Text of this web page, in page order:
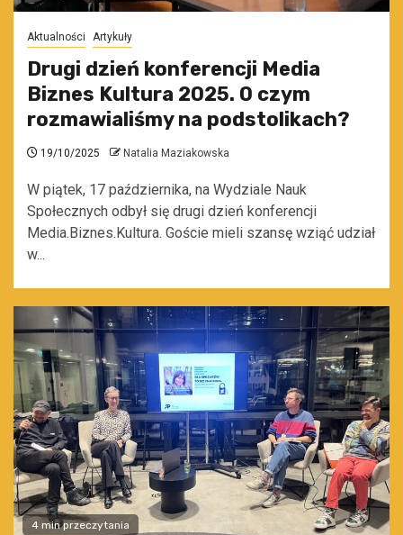
Aktualności Artykuły
Drugi dzień konferencji Media
Biznes Kultura 2025. O czym
rozmawialiśmy na podstolikach?
19/10/2025 Natalia Maziakowska
W piątek, 17 października, na Wydziale Nauk
Społecznych odbył się drugi dzień konferencji
Media.Biznes.Kultura. Goście mieli szansę wziąć udział
w...
4 min przeczytania